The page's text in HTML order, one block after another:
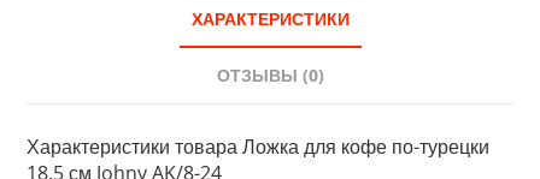
ХАРАКТЕРИСТИКИ
ОТЗЫВЫ (0)
Характеристики товара Ложка для кофе по-турецки
18,5 см Johny AK/8-24